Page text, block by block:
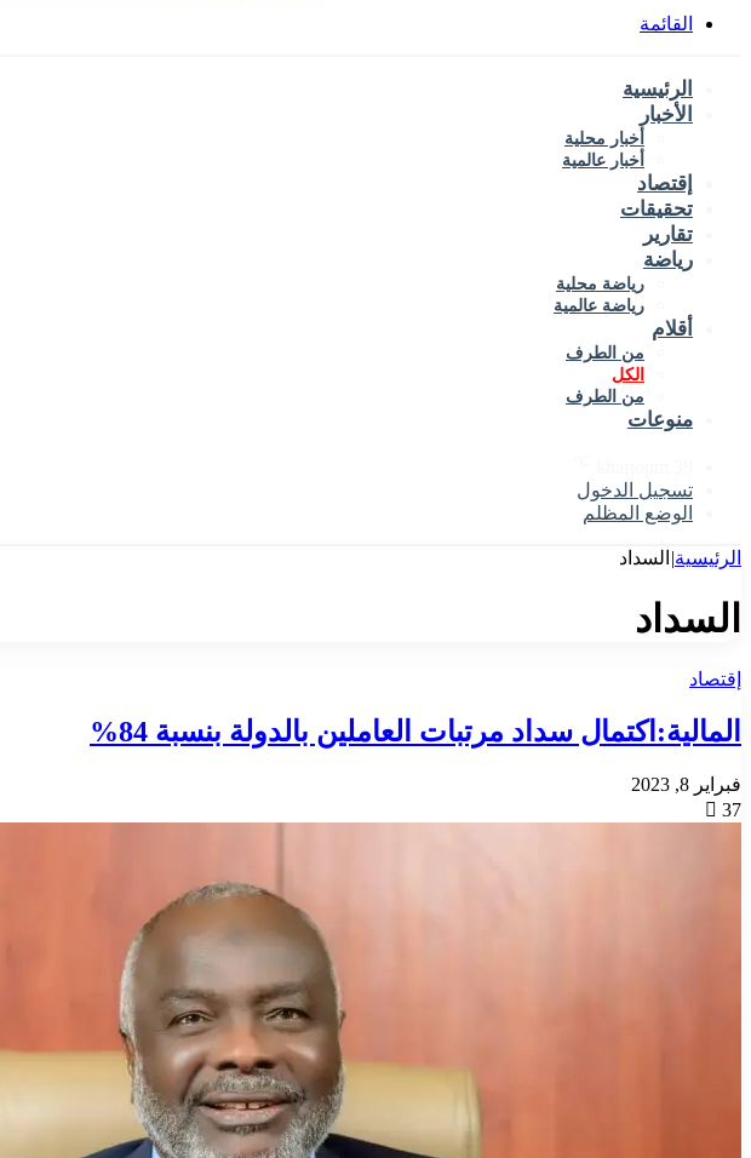
القائمة
الرئيسية
الأخبار
أخبار محلية
أخبار عالمية
إقتصاد
تحقيقات
تقارير
رياضة
رياضة محلية
رياضة عالمية
أقلام
من الطرف
الكل
من الطرف
منوعات
تسجيل الدخول
الوضع المظلم
الرئيسية| السداد
السداد
إقتصاد
المالية:اكتمال سداد مرتبات العاملين بالدولة بنسبة 84%
فبراير 8, 2023
37